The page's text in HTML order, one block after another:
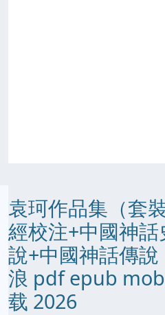
袁珂作品集（套
經校注+中國神
說+中國神話傳
浪 pdf epub
载 2026